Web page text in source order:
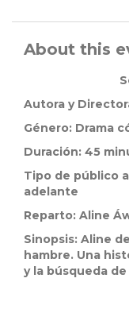
About this
Autora y
Género: Drama
Duración: 45
Tipo de público
adelante
Reparto: Aline
Sinopsis: Aline
hambre. Una
y la búsqueda